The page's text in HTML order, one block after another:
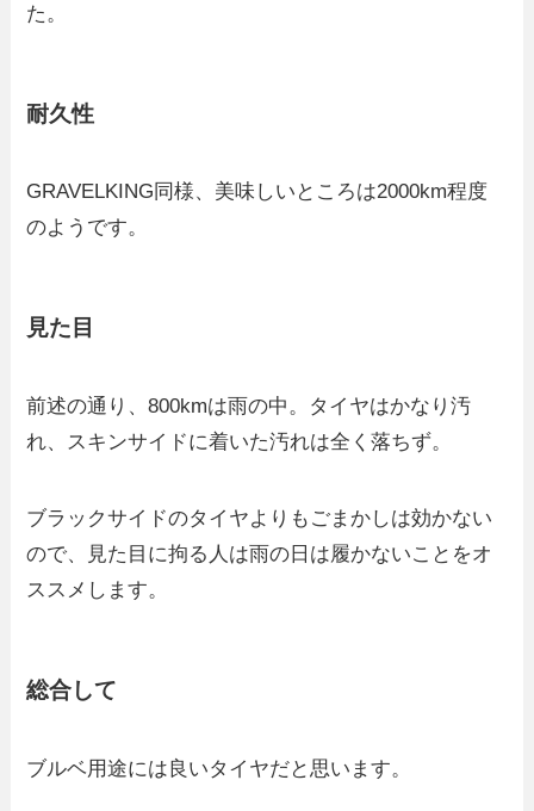
た。
耐久性
GRAVELKING同様、美味しいところは2000km程度
のようです。
見た目
前述の通り、800kmは雨の中。タイヤはかなり汚
れ、スキンサイドに着いた汚れは全く落ちず。
ブラックサイドのタイヤよりもごまかしは効かない
ので、見た目に拘る人は雨の日は履かないことをオ
ススメします。
総合して
ブルベ用途には良いタイヤだと思います。